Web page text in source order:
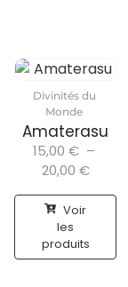
Divinités du
Monde
Amaterasu
15,00 € –
20,00 €
Voir
les
produits